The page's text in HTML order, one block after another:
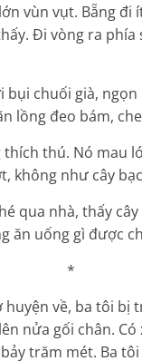
vùn vụt. Bẵng đi
Đi vòng ra
chuối già,
lồng đeo bám,
thú. Nó mau
không như cây
qua nhà, thấy
ăn uống gì được
về, ba tôi bị
nửa gối chân.
trăm mét. Ba